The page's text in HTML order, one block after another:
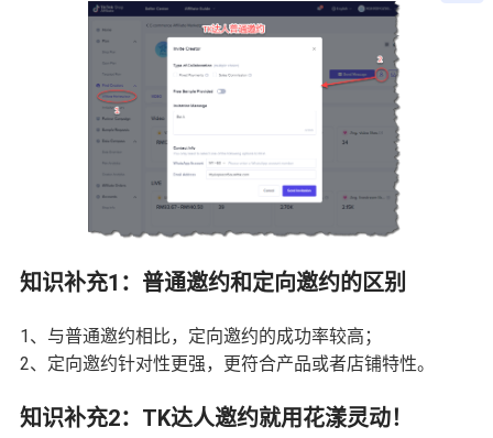
知识补充1：普通邀约和定向邀约的区别
1、与普通邀约相比，定向邀约的成功率较高；
2、定向邀约针对性更强，更符合产品或者店铺特性。
知识补充2：TK达人邀约就用花漾灵动！